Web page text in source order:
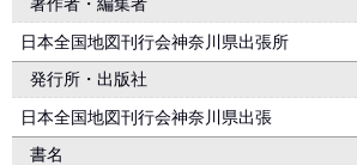
日本全国地図刊行会神奈川県出張所
発行所・出版社
日本全国地図刊行会神奈川県出張
書名